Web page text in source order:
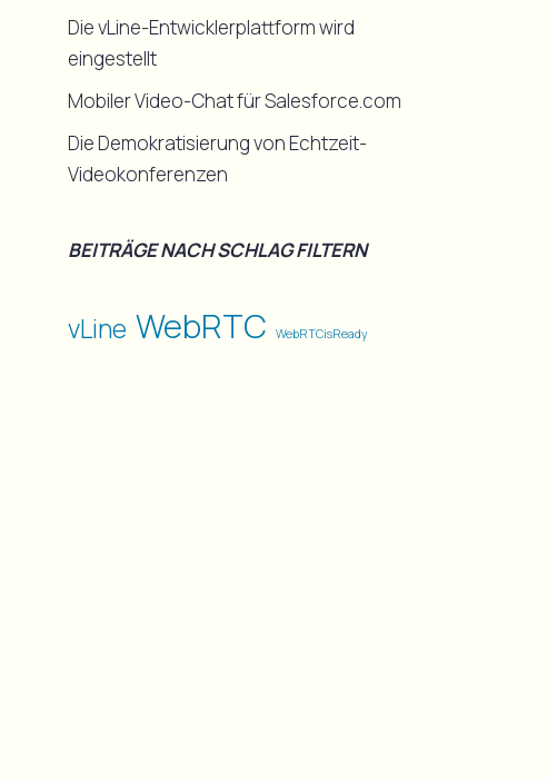
Die vLine-Entwicklerplattform wird
eingestellt
Mobiler Video-Chat für Salesforce.com
Die Demokratisierung von Echtzeit-
Videokonferenzen
BEITRÄGE NACH SCHLAG FILTERN
vLine WebRTC WebRTCisReady